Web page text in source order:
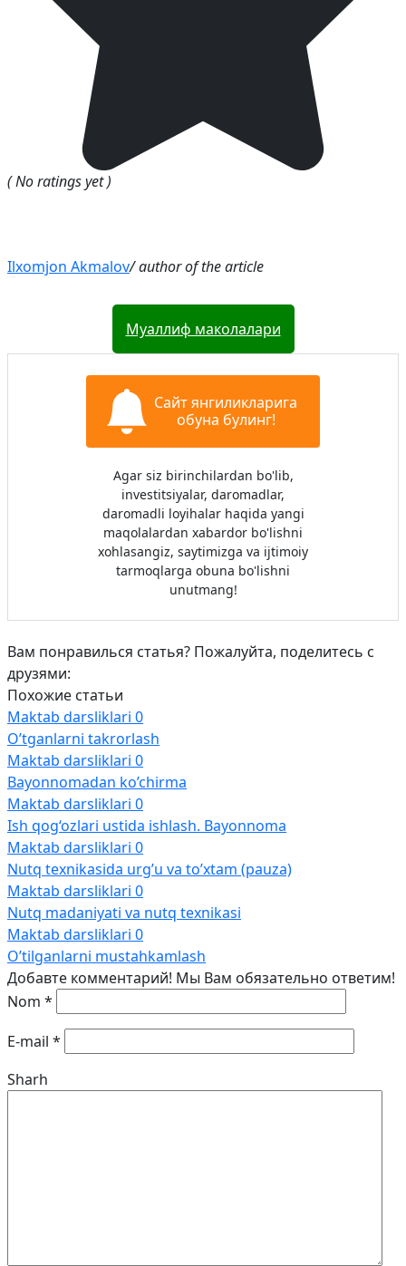
( No ratings yet )
Ilxomjon Akmalov/ author of the article
Муаллиф маколалари
Сайт янгиликларига
обуна булинг!
Agar siz birinchilardan bo'lib,
investitsiyalar, daromadlar,
daromadli loyihalar haqida yangi
maqolalardan xabardor bo'lishni
xohlasangiz, saytimizga va ijtimoiy
tarmoqlarga obuna bo'lishni
unutmang!
Вам понравилься статья? Пожалуйта, поделитесь с
друзями:
Похожие статьи
Maktab darsliklari 0
O’tganlarni takrorlash
Maktab darsliklari 0
Bayonnomadan ko’chirma
Maktab darsliklari 0
Ish qog‘ozlari ustida ishlash. Bayonnoma
Maktab darsliklari 0
Nutq texnikasida urg’u va to’xtam (pauza)
Maktab darsliklari 0
Nutq madaniyati va nutq texnikasi
Maktab darsliklari 0
O’tilganlarni mustahkamlash
Добавте комментарий! Мы Вам обязательно ответим!
Nom *
E-mail *
Sharh